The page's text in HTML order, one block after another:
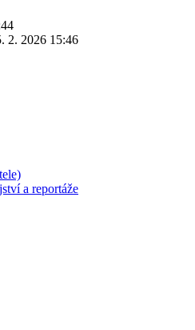
2. 2026 15:46
a reportáže